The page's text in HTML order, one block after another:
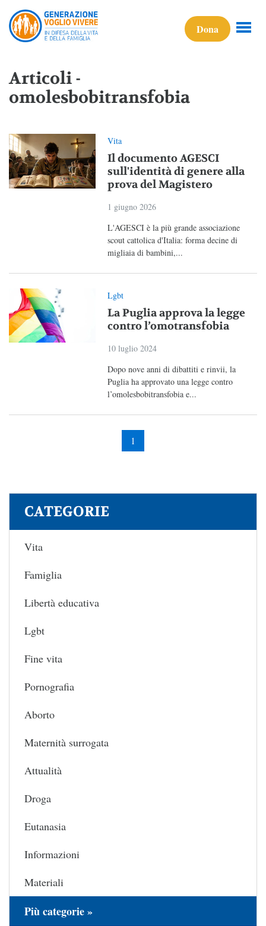
Dona
Articoli -
omolesbobitransfobia
Vita
Il documento AGESCI
sull'identità di genere alla
prova del Magistero
1 giugno 2026
L'AGESCI è la più grande associazione
scout cattolica d'Italia: forma decine di
migliaia di bambini,...
Lgbt
La Puglia approva la legge
contro l’omotransfobia
10 luglio 2024
Dopo nove anni di dibattiti e rinvii, la
Puglia ha approvato una legge contro
l’omolesbobitransfobia e...
1
CATEGORIE
Vita
Famiglia
Libertà educativa
Lgbt
Fine vita
Pornografia
Aborto
Maternità surrogata
Attualità
Droga
Eutanasia
Informazioni
Materiali
Più categorie »